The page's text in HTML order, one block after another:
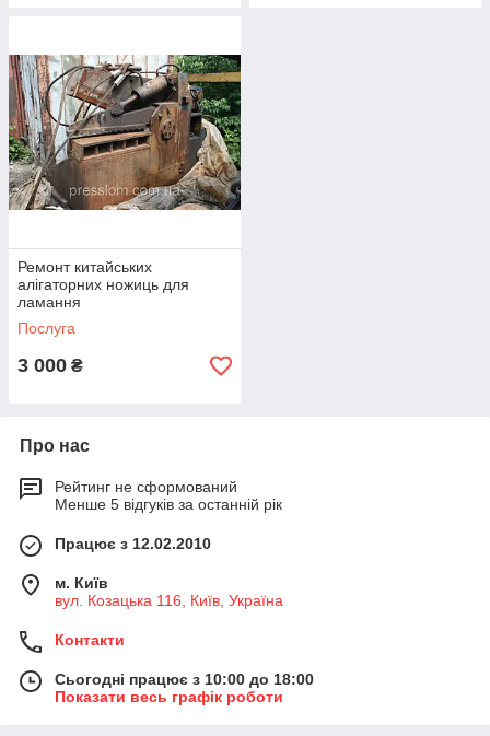
Ремонт китайських
алігаторних ножиць для
ламання
Послуга
3 000 ₴
Про нас
Рейтинг не сформований
Менше 5 відгуків за останній рік
Працює з 12.02.2010
м. Київ
вул. Козацька 116, Київ, Україна
Контакти
Сьогодні працює з 10:00 до 18:00
Показати весь графік роботи